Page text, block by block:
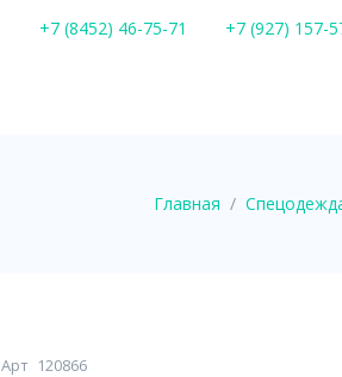
+7 (8452) 46-75-71 +7 (927) 157-
Главная
Арт 120866